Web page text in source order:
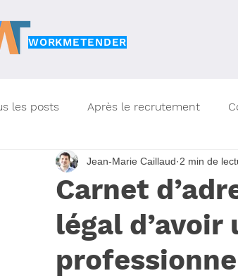
WORKMETENDER
les posts Après le recrutement
Management Marque
Questions de recruteur Techniques
Carnet
légal d’avoir
Jean-Marie Caillaud 2 min de